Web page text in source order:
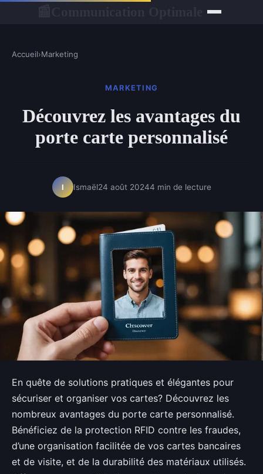
Accueil›Marketing
MARKETING
Découvrez les avantages du
porte carte personnalisé
I Ismaël24 août 20244 min de lecture
En quête de solutions pratiques et élégantes pour
sécuriser et organiser vos cartes? Découvrez les
nombreux avantages du porte carte personnalisé.
Bénéficiez de la protection RFID contre les fraudes,
d’une organisation facilitée de vos cartes bancaires
et de visite, et de la durabilité des matériaux utilisés.